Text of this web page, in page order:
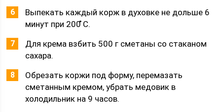
Выпекать каждый корж в духовке не дольше 6
минут при 200 ̊С.
Для крема взбить 500 г сметаны со стаканом
сахара.
Обрезать коржи под форму, перемазать
сметанным кремом, убрать медовик в
холодильник на 9 часов.